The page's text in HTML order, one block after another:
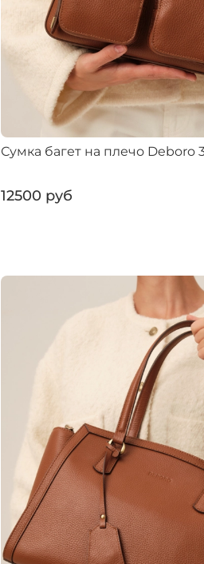
Сумка багет на плечо Deboro
12500 руб